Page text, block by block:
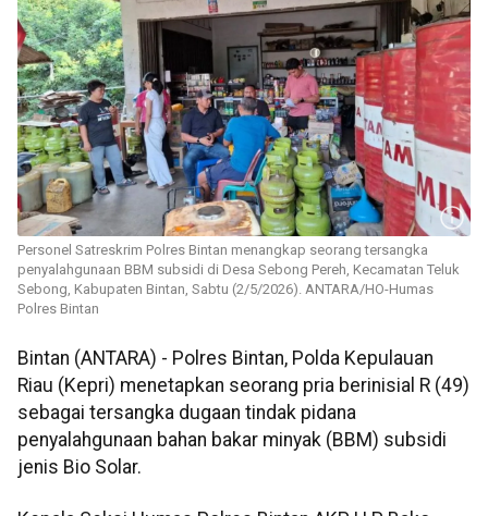
Personel Satreskrim Polres Bintan menangkap seorang tersangka
penyalahgunaan BBM subsidi di Desa Sebong Pereh, Kecamatan Teluk
Sebong, Kabupaten Bintan, Sabtu (2/5/2026). ANTARA/HO-Humas
Polres Bintan
Bintan (ANTARA) - Polres Bintan, Polda Kepulauan
Riau (Kepri) menetapkan seorang pria berinisial R (49)
sebagai tersangka dugaan tindak pidana
penyalahgunaan bahan bakar minyak (BBM) subsidi
jenis Bio Solar.